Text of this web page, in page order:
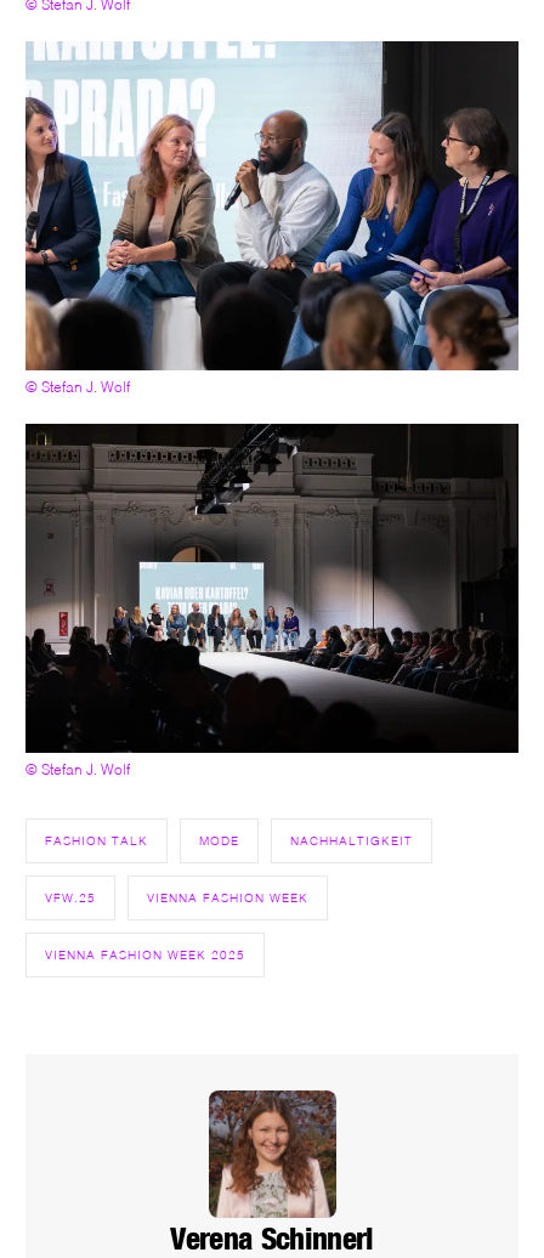
© Stefan J. Wolf
© Stefan J. Wolf
© Stefan J. Wolf
FASHION TALK MODE NACHHALTIGKEIT
VFW.25 VIENNA FASHION WEEK
VIENNA FASHION WEEK 2025
Verena Schinnerl